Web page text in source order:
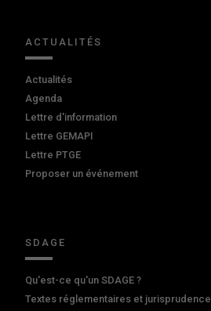
ACTUALITÉS
Actualités
Agenda
Lettre d'information
Lettre GEMAPI
Lettre PTGE
Proposer un événement
SDAGE
Qu'est-ce qu'un SDAGE ?
Textes réglementaires et jurisprudence